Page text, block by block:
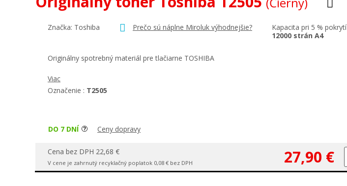
Značka: Toshiba Prečo sú náplne Miroluk výhodnejšie?
Kapacita pri 5 % pokrytí
12000 strán A4
Originálny spotrebný materiál pre tlačiarne TOSHIBA
Viac
Označenie : T2505
DO 7 DNÍ Ceny dopravy
Cena bez DPH 22,68 €
V cene je zahrnutý recyklačný poplatok 0,08 € bez DPH 27,90 €